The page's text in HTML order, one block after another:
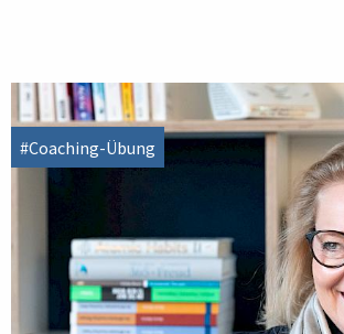
#Coaching-Übung